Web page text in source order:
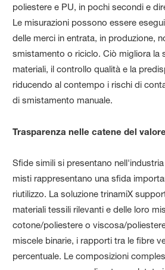
poliestere e PU, in pochi secondi e
Le misurazioni possono essere
delle merci in entrata, in produzione,
smistamento o riciclo. Ciò migliora la
materiali, il controllo qualità e la
riducendo al contempo i rischi di
di smistamento manuale.
Trasparenza nelle catene del
Sfide simili si presentano
misti rappresentano una sfida
riutilizzo. La soluzione trinamiX
materiali tessili rilevanti e delle loro
cotone/poliestere o viscosa/
miscele binarie, i rapporti tra le fibre
percentuale. Le composizioni